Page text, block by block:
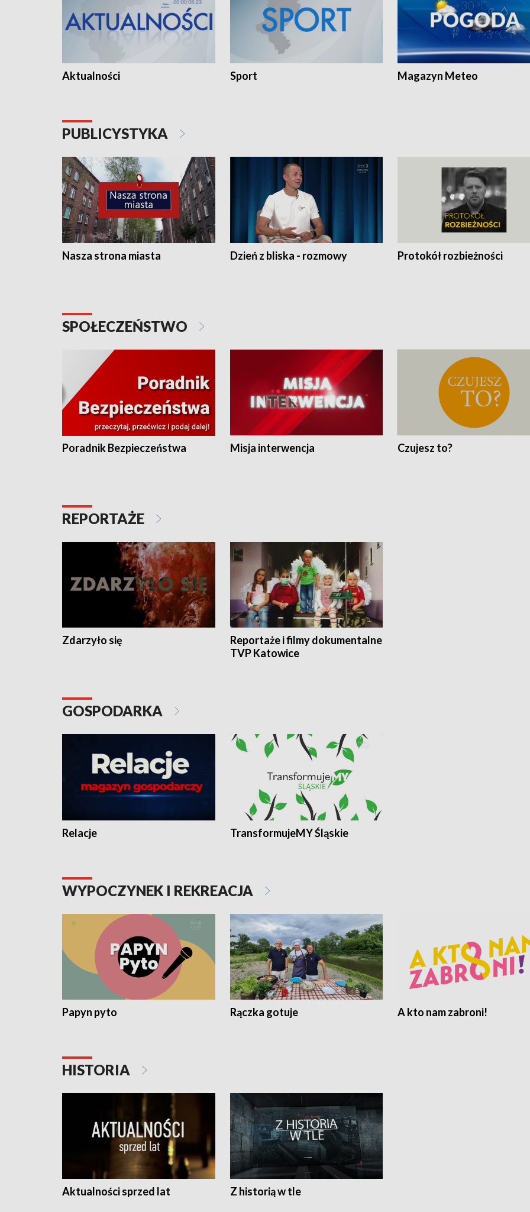
Aktualności Sport Magazyn Meteo
PUBLICYSTYKA
Nasza strona miasta Dzień z bliska - rozmowy Protokół rozbieżności
SPOŁECZEŃSTWO
Poradnik Bezpieczeństwa Misja interwencja Czujesz to?
REPORTAŻE
Zdarzyło się
Reportaże i filmy dokumentalne
TVP Katowice
GOSPODARKA
Relacje TransformujeMY Śląskie
WYPOCZYNEK I REKREACJA
Papyn pyto Rączka gotuje A kto nam zabroni!
HISTORIA
Aktualności sprzed lat Z historią w tle